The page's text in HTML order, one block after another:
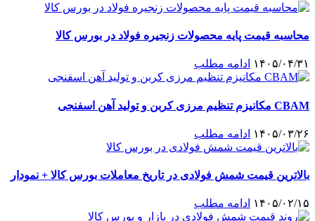
محاسبه قیمت پایه محصولات زنجیره فولاد در بورس کالا
۱۴۰۵/۰۴/۳۱ ادامه مطلب
CBAM مکانیزم تنظیم مرزی کربن و تولید آهن اسفنجی
۱۴۰۵/۰۳/۲۶ ادامه مطلب
بالاترین قیمت شمش فولادی در تاریخ معاملات بورس کالا + نمودار
۱۴۰۵/۰۲/۱۵ ادامه مطلب